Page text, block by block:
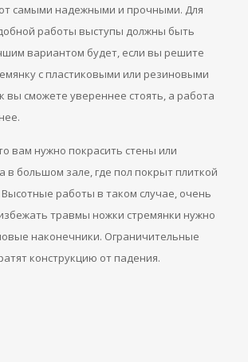
самыми надежными и прочными. Для
работы выступы должны быть
вариантом будет, если вы решите
с пластиковыми или резиновыми
вы сможете увереннее стоять, а работа
вам нужно покрасить стены или
в большом зале, где пол покрыт плиткой
работы в таком случае, очень
травмы ножки стремянки нужно
наконечники. Ограничительные
конструкцию от падения.